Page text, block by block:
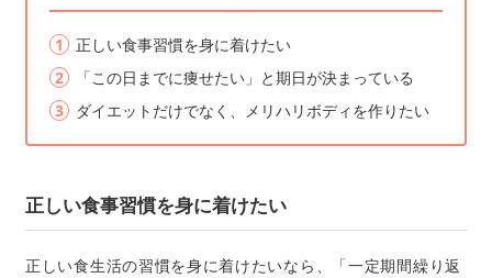
正しい食事習慣を身に着けたい
「この日までに痩せたい」と期日が決まっている
ダイエットだけでなく、メリハリボディを作りたい
正しい食事習慣を身に着けたい
正しい食生活の習慣を身に着けたいなら、「一定期間繰り返